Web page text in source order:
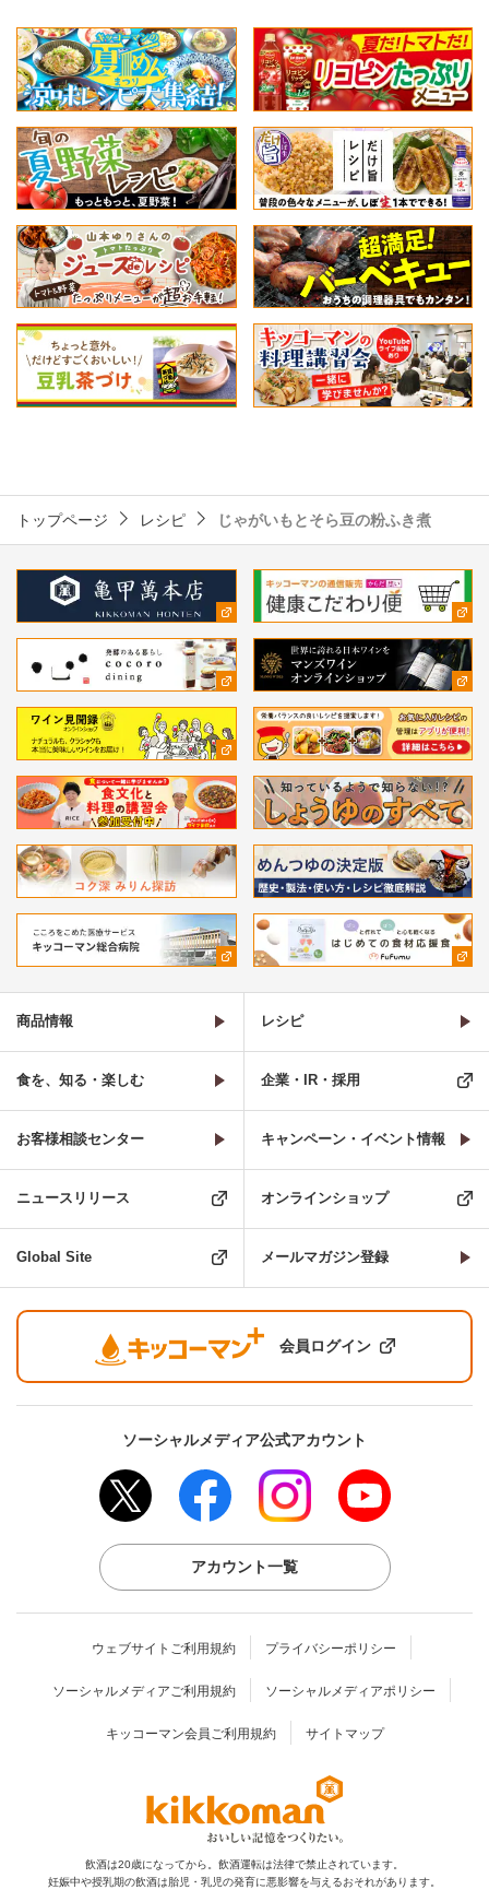
トップページ レシピ じゃがいもとそら豆の粉ふき煮
商品情報 レシピ
食を、知る・楽しむ 企業・IR・採用
お客様相談センター キャンペーン・イベント情報
ニュースリリース オンラインショップ
Global Site メールマガジン登録
会員ログイン
ソーシャルメディア公式アカウント
アカウント一覧
ウェブサイトご利用規約 プライバシーポリシー
ソーシャルメディアご利用規約 ソーシャルメディアポリシー
キッコーマン会員ご利用規約 サイトマップ
飲酒は20歳になってから。飲酒運転は法律で禁止されています。
妊娠中や授乳期の飲酒は胎児・乳児の発育に悪影響を与えるおそれがあります。